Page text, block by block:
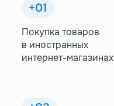
+01
Покупка товаров
в иностранных
интернет-магазинах